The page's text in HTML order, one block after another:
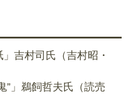
吉村司氏（吉村昭・
”」鵜飼哲夫氏（読売